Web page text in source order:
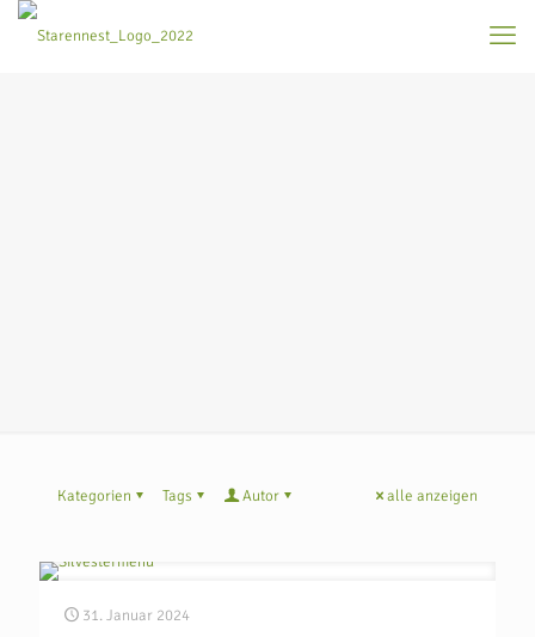
Kategorien Tags Autor alle anzeigen
31. Januar 2024